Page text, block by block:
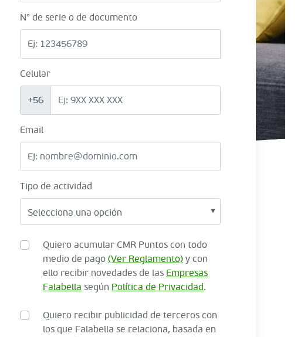
N° de serie o de documento
Celular
+56
Email
Tipo de actividad
Quiero acumular CMR Puntos con todo
medio de pago (Ver Reglamento) y con
ello recibir novedades de las Empresas
Falabella según Política de Privacidad.
Quiero recibir publicidad de terceros con
los que Falabella se relaciona, basada en